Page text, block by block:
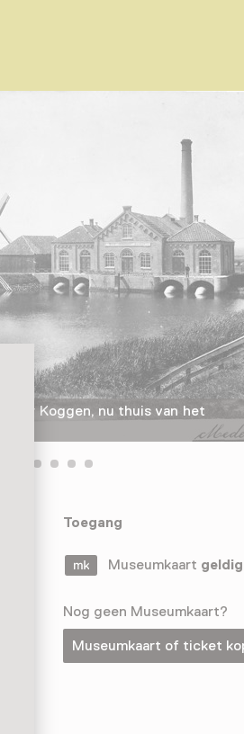
Koggen, nu thuis van het
Toegang
Museumkaart geldig
Nog geen Museumkaart?
Museumkaart of ticket